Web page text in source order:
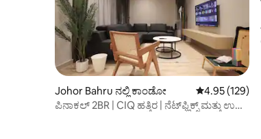
Johor Bahru ನಲ್ಲಿ ಕಾಂಡೋ 5 ರಲ್ಲಿ 4.95
4.95 (129)
ಪಿನಾಕಲ್ 2BR | CIQ ಹತ್ತಿರ | ನೆಟ್‌ಫ್ಲಿಕ್ಸ್ ಮತ್ತು ಉಚಿತ